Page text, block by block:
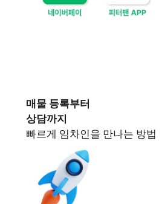
매물 등록부터
상담까지
빠르게 임차인을 만나는 방법